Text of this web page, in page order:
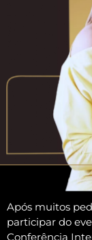
Após muitos
participar do
Conferência